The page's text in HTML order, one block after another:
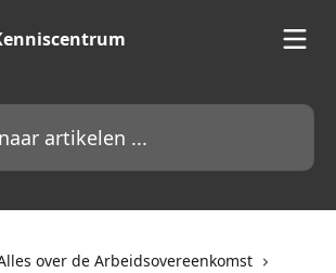
...
over de Arbeidsovereenkomst